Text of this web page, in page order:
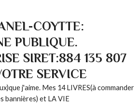
COYTTE:
PUBLIQUE.
SIRET:884 135 807
SERVICE
j'aime. Mes 14 LIVRES(à commander
bannières) et LA VIE